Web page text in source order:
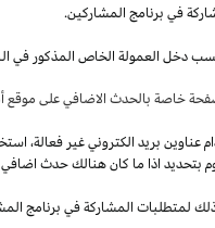
في برنامج المشاركين.
خاصة بالحدث الاضافي على موقع
بريد الكتروني غيرفعالة،
بتحديد اذا ما كان هنالك حدث اضافي
لمتطلبات المشاركة في برنامج